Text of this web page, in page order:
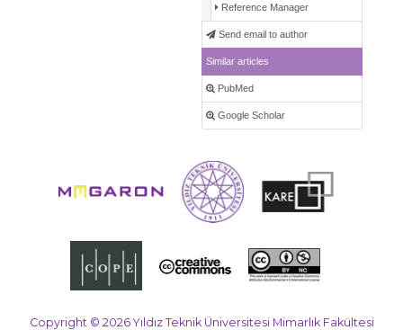
Reference Manager
Send email to author
Similar articles
PubMed
Google Scholar
Copyright © 2026 Yıldız Teknik Üniversitesi Mimarlık Fakültesi